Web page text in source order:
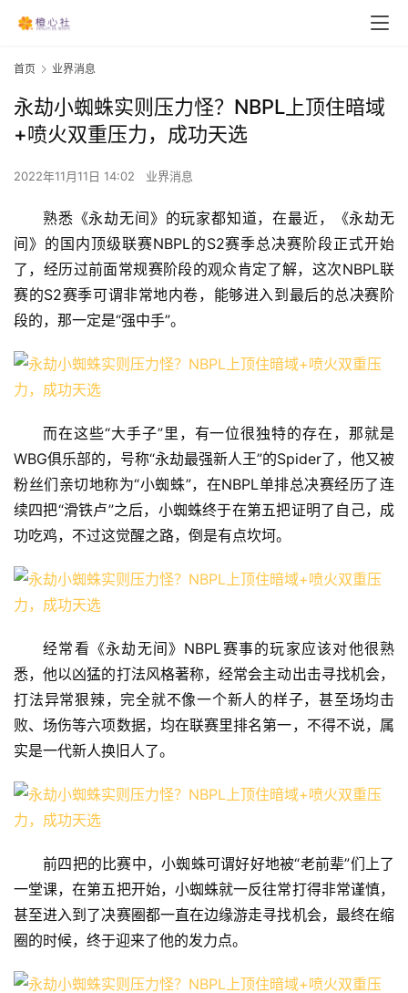
首页 业界消息
永劫小蜘蛛实则压力怪？NBPL上顶住暗域
+喷火双重压力，成功天选
2022年11月11日 14:02 业界消息
熟悉《永劫无间》的玩家都知道，在最近，《永劫无
间》的国内顶级联赛NBPL的S2赛季总决赛阶段正式开始
了，经历过前面常规赛阶段的观众肯定了解，这次NBPL联
赛的S2赛季可谓非常地内卷，能够进入到最后的总决赛阶
段的，那一定是“强中手”。
而在这些“大手子”里，有一位很独特的存在，那就是
WBG俱乐部的，号称“永劫最强新人王”的Spider了，他又被
粉丝们亲切地称为“小蜘蛛”，在NBPL单排总决赛经历了连
续四把“滑铁卢”之后，小蜘蛛终于在第五把证明了自己，成
功吃鸡，不过这觉醒之路，倒是有点坎坷。
经常看《永劫无间》NBPL赛事的玩家应该对他很熟
悉，他以凶猛的打法风格著称，经常会主动出击寻找机会，
打法异常狠辣，完全就不像一个新人的样子，甚至场均击
败、场伤等六项数据，均在联赛里排名第一，不得不说，属
实是一代新人换旧人了。
前四把的比赛中，小蜘蛛可谓好好地被“老前辈”们上了
一堂课，在第五把开始，小蜘蛛就一反往常打得非常谨慎，
甚至进入到了决赛圈都一直在边缘游走寻找机会，最终在缩
圈的时候，终于迎来了他的发力点。